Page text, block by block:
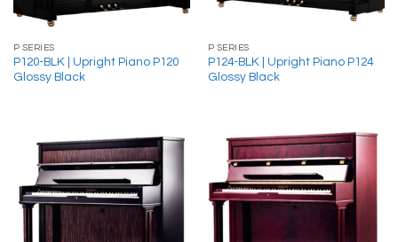
P SERIES
P120-BLK | Upright Piano P120
Glossy Black
P SERIES
P124-BLK | Upright Piano P124
Glossy Black